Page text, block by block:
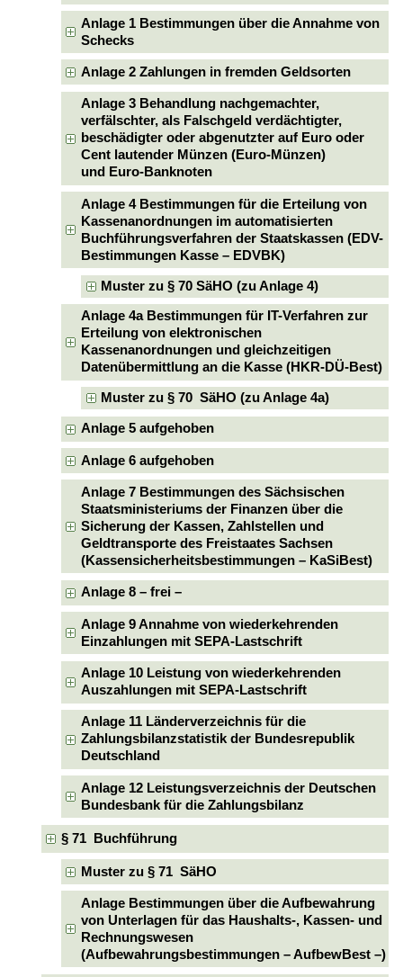
Anlage 1 Bestimmungen über die Annahme von
Schecks
Anlage 2 Zahlungen in fremden Geldsorten
Anlage 3 Behandlung nachgemachter,
verfälschter, als Falschgeld verdächtigter,
beschädigter oder abgenutzter auf Euro oder
Cent lautender Münzen (Euro-Münzen)
und Euro-Banknoten
Anlage 4 Bestimmungen für die Erteilung von
Kassenanordnungen im automatisierten
Buchführungsverfahren der Staatskassen (EDV-
Bestimmungen Kasse – EDVBK)
Muster zu § 70 SäHO (zu Anlage 4)
Anlage 4a Bestimmungen für IT-Verfahren zur
Erteilung von elektronischen
Kassenanordnungen und gleichzeitigen
Datenübermittlung an die Kasse (HKR-DÜ-Best)
Muster zu § 70 SäHO (zu Anlage 4a)
Anlage 5 aufgehoben
Anlage 6 aufgehoben
Anlage 7 Bestimmungen des Sächsischen
Staatsministeriums der Finanzen über die
Sicherung der Kassen, Zahlstellen und
Geldtransporte des Freistaates Sachsen
(Kassensicherheitsbestimmungen – KaSiBest)
Anlage 8 – frei –
Anlage 9 Annahme von wiederkehrenden
Einzahlungen mit SEPA-Lastschrift
Anlage 10 Leistung von wiederkehrenden
Auszahlungen mit SEPA-Lastschrift
Anlage 11 Länderverzeichnis für die
Zahlungsbilanzstatistik der Bundesrepublik
Deutschland
Anlage 12 Leistungsverzeichnis der Deutschen
Bundesbank für die Zahlungsbilanz
§ 71 Buchführung
Muster zu § 71 SäHO
Anlage Bestimmungen über die Aufbewahrung
von Unterlagen für das Haushalts-, Kassen- und
Rechnungswesen
(Aufbewahrungsbestimmungen – AufbewBest –)